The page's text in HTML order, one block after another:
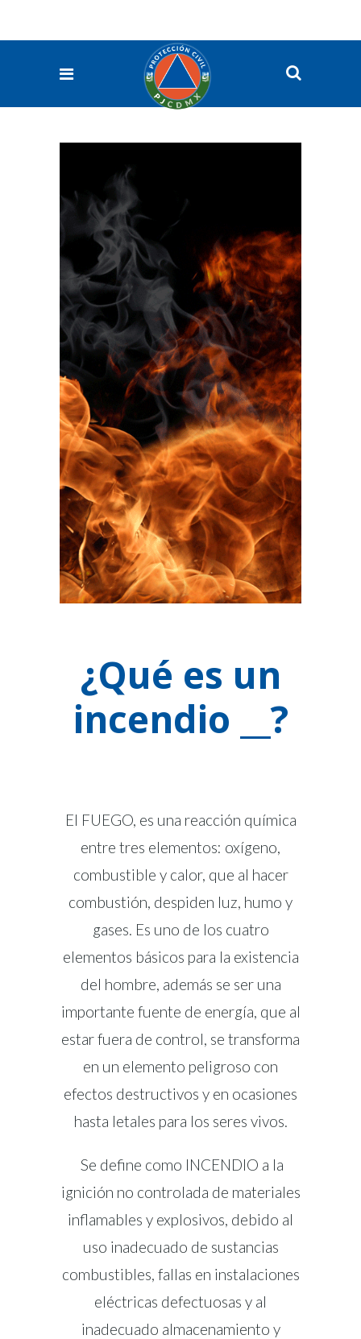
¿Qué es un
incendio __?
El FUEGO, es una reacción química
entre tres elementos: oxígeno,
combustible y calor, que al hacer
combustión, despiden luz, humo y
gases. Es uno de los cuatro
elementos básicos para la existencia
del hombre, además se ser una
importante fuente de energía, que al
estar fuera de control, se transforma
en un elemento peligroso con
efectos destructivos y en ocasiones
hasta letales para los seres vivos.
Se define como INCENDIO a la
ignición no controlada de materiales
inflamables y explosivos, debido al
uso inadecuado de sustancias
combustibles, fallas en instalaciones
eléctricas defectuosas y al
inadecuado almacenamiento y